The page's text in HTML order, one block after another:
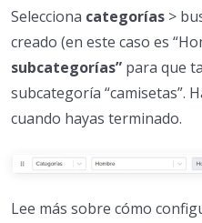
Selecciona categorías >
creado (en este caso es
subcategorías” para que
subcategoría “camisetas”.
cuando hayas terminado.
Lee más sobre cómo